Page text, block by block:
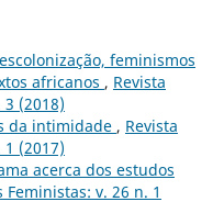
feminismos
africanos , Revista
(2018)
da intimidade , Revista
(2017)
acerca dos estudos
Feministas: v. 26 n. 1